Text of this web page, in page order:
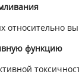
относительно
функцию